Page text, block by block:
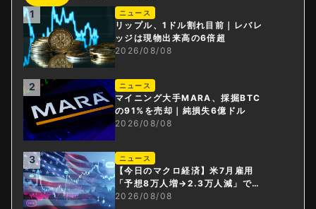
1 ニュース
リップル、1ドル割れ目前｜レバレ
ッジは現物出来高の6倍超
2026/08/08
2 ニュース
マイニング大手MARA、採掘BTC
の91%を売却｜純損失6億ドル
2026/08/08
3 ニュース
【今日のマクロ経済】米7月雇用
「予想8万人増→2.3万人減」で利
上げ観測後退
2026/08/08